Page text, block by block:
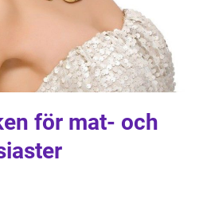
för mat- och